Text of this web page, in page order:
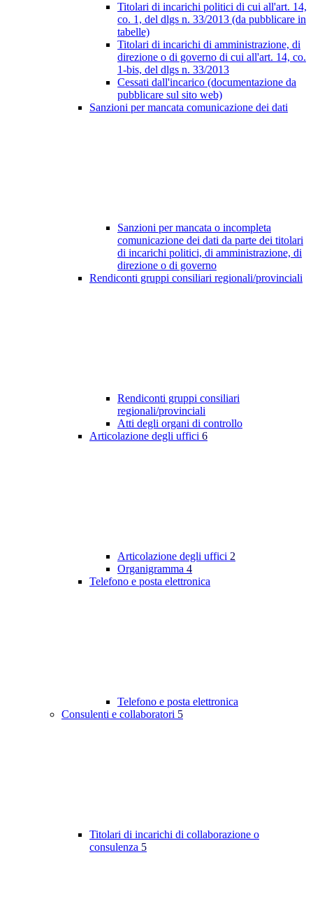
Titolari di incarichi politici di cui all'art. 14,
co. 1, del dlgs n. 33/2013 (da pubblicare in
tabelle)
Titolari di incarichi di amministrazione, di
direzione o di governo di cui all'art. 14, co.
1-bis, del dlgs n. 33/2013
Cessati dall'incarico (documentazione da
pubblicare sul sito web)
Sanzioni per mancata comunicazione dei dati
Sanzioni per mancata o incompleta
comunicazione dei dati da parte dei titolari
di incarichi politici, di amministrazione, di
direzione o di governo
Rendiconti gruppi consiliari regionali/provinciali
Rendiconti gruppi consiliari
regionali/provinciali
Atti degli organi di controllo
Articolazione degli uffici 6
Articolazione degli uffici 2
Organigramma 4
Telefono e posta elettronica
Telefono e posta elettronica
Consulenti e collaboratori 5
Titolari di incarichi di collaborazione o
consulenza 5